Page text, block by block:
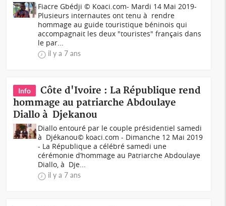
Fiacre Gbédji © Koaci.com- Mardi 14 Mai 2019-
Plusieurs internautes ont tenu à rendre
hommage au guide touristique béninois qui
accompagnait les deux "touristes" français dans
le par...
il y a 7 ans
Info
Côte d'Ivoire : La République rend
hommage au patriarche Abdoulaye
Diallo à Djekanou
Diallo entouré par le couple présidentiel samedi
à Djékanou© koaci.com - Dimanche 12 Mai 2019
- La République a célébré samedi une
cérémonie d’hommage au Patriarche Abdoulaye
Diallo, à Dje...
il y a 7 ans